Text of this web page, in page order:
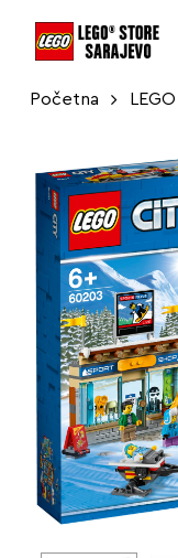
Početna